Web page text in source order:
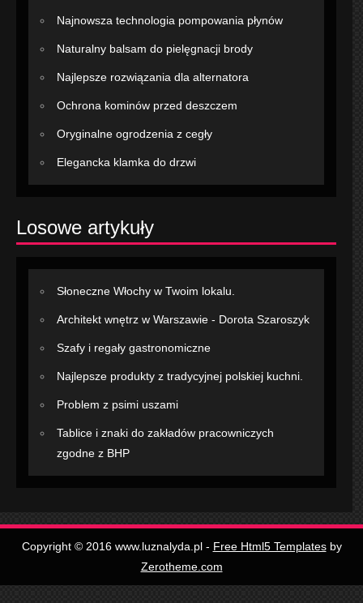
Najnowsza technologia pompowania płynów
Naturalny balsam do pielęgnacji brody
Najlepsze rozwiązania dla alternatora
Ochrona kominów przed deszczem
Oryginalne ogrodzenia z cegły
Elegancka klamka do drzwi
Losowe artykuły
Słoneczne Włochy w Twoim lokalu.
Architekt wnętrz w Warszawie - Dorota Szaroszyk
Szafy i regały gastronomiczne
Najlepsze produkty z tradycyjnej polskiej kuchni.
Problem z psimi uszami
Tablice i znaki do zakładów pracowniczych
zgodne z BHP
Copyright © 2016 www.luznalyda.pl - Free Html5 Templatesby
Zerotheme.com